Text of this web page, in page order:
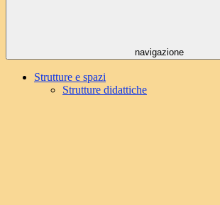
navigazione
Strutture e spazi
Strutture didattiche